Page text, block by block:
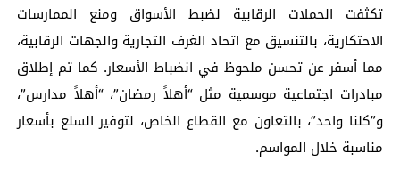
تكثفت الحملات الرقابية لضبط الأسواق ومنع الممارسات
الاحتكارية، بالتنسيق مع اتحاد الغرف التجارية والجهات الرقابية،
مما أسفر عن تحسن ملحوظ في انضباط الأسعار. كما تم إطلاق
مبادرات اجتماعية موسمية مثل “أهلاً رمضان”، “أهلاً مدارس”،
و”كلنا واحد”، بالتعاون مع القطاع الخاص، لتوفير السلع بأسعار
مناسبة خلال المواسم.